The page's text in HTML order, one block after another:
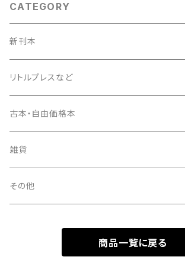
CATEGORY
新刊本
リトルプレスなど
古本・自由価格本
雑貨
その他
商品一覧に戻る